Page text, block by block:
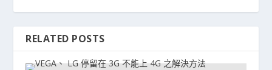
RELATED POSTS